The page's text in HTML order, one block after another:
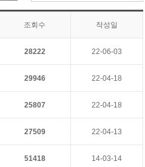
조회수 작성일
28222 22-06-03
29946 22-04-18
25807 22-04-18
27509 22-04-13
51418 14-03-14